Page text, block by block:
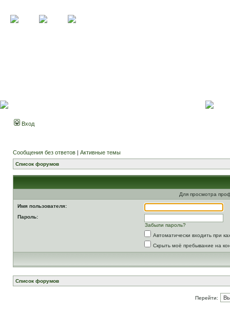
Вход
Сообщения без ответов | Активные темы
Список форумов
Для просмотра
Имя пользователя:
Пароль:
Забыли пароль?
Автоматически входить при
Скрыть моё пребывание на
Список форумов
Перейти: